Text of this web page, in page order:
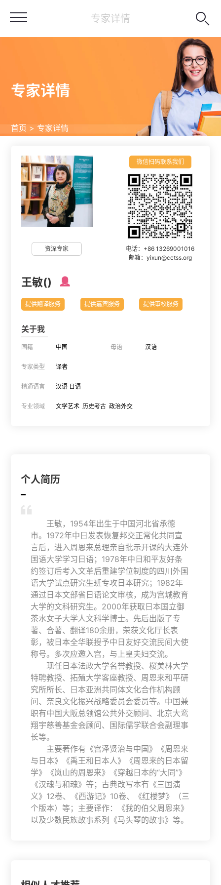
专家详情 
专家详情
首页 > 专家详情
资深专家
王敏() 
提供翻译服务 提供嘉宾服务 提供审校服务
关于我
国籍 中国 母语 汉语
专家类型 译者
精通语言 汉语 日语
专业领域 文学艺术 历史考古 政治外交
微信扫码联系我们
电话：+86 13269001016
邮箱：yixun@cctss.org
个人简历
王敏，1954年出生于中国河北省承德
市。1972年中日发表恢复邦交正常化共同宣
言后，进入周恩来总理亲自批示开课的大连外
国语大学学习日语；1978年中日和平友好条
约签订后考入文革后重建学位制度的四川外国
语大学试点研究生班专攻日本研究；1982年
通过日本文部省日语论文审核，成为宫城教育
大学的文科研究生。2000年获取日本国立御
茶水女子大学人文科学博士。先后出版了专
著、合著、翻译180余册，荣获文化厅长表
彰，被日本全华联授予中日友好交流民间大使
称号。多次应邀入宫，与上皇夫妇交流。
现任日本法政大学名誉教授、桜美林大学
特聘教授、拓殖大学客座教授、周恩来和平研
究所所长、日本亚洲共同体文化合作机构顾
问、奈良文化振兴战略委员会委员等。中国兼
职有中国大阪总领馆公共外交顾问、北京大鸾
翔宇慈善基金会顾问、国际儒学联合会副理事
长等。
主要著作有《宫泽贤治与中国》《周恩来
与日本》《禹王和日本人》《周恩来的日本留
学》《岚山的周恩来》《穿越日本的“大同”》
《汉魂与和魂》等；古典改写本有《三国演
义》12卷、《西游记》10卷、《红楼梦》（三
个版本）等；主要译作：《我的伯父周恩来》
以及少数民族故事系列《马头琴的故事》等。